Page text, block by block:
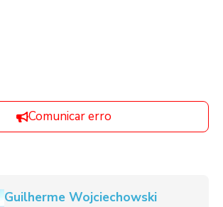
Comunicar erro
Guilherme Wojciechowski